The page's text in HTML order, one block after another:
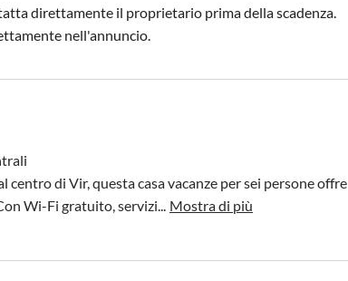
direttamente il proprietario prima della scadenza.
nell'annuncio.
centro di Vir, questa casa vacanze per sei persone offre
Wi-Fi gratuito, servizi... Mostra di più